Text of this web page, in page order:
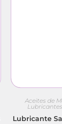
Aceites de
Lubricantes
Lubricante